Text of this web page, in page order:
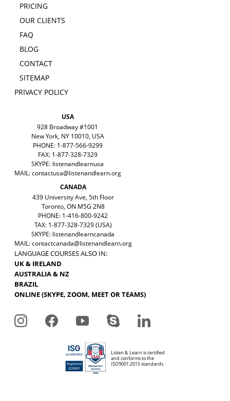
PRICING
OUR CLIENTS
FAQ
BLOG
CONTACT
SITEMAP
PRIVACY POLICY
USA
928 Broadway #1001
New York, NY 10010, USA
PHONE: 1-877-566-9299
FAX: 1-877-328-7329
SKYPE: listenandlearnusa
MAIL:contactusa@listenandlearn.org
CANADA
439 University Ave, 5th Floor
Toronto, ON M5G 2N8
PHONE: 1-416-800-9242
TAX: 1-877-328-7329 (USA)
SKYPE: listenandlearncanada
MAIL:contactcanada@listenandlearn.org
LANGUAGE COURSES ALSO IN:
UK & IRELAND
AUSTRALIA & NZ
BRAZIL
ONLINE (SKYPE, ZOOM, MEET OR TEAMS)